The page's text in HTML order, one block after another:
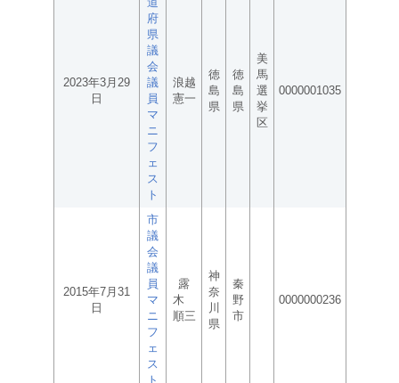
2023年3月29
日
府
県
議
会
議
員
マ
ニ
フ
ェ
ス
ト
浪越
憲一
徳
島
県
徳
島
県
美
馬
選
挙
区
0000001035
2015年7月31
日
市
議
会
議
員
マ
ニ
フ
ェ
ス
ト
露
木
順三
神
奈
川
県
秦
野
市
0000000236